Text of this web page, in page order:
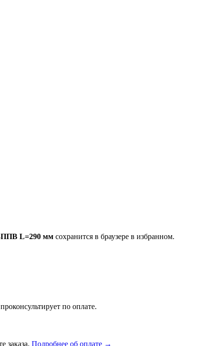
L=290 мм сохранится в браузере в избранном.
по оплате.
заказа. Подробнее об оплате →